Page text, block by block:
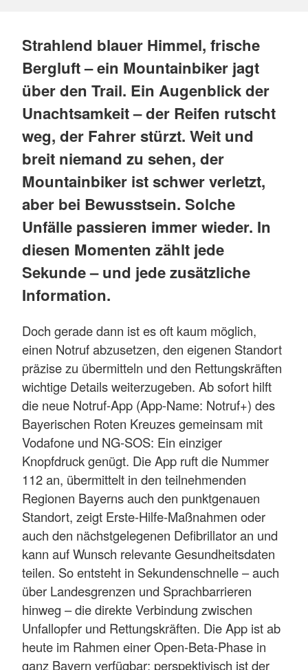
Strahlend blauer Himmel, frische
Bergluft – ein Mountainbiker jagt
über den Trail. Ein Augenblick der
Unachtsamkeit – der Reifen rutscht
weg, der Fahrer stürzt. Weit und
breit niemand zu sehen, der
Mountainbiker ist schwer verletzt,
aber bei Bewusstsein. Solche
Unfälle passieren immer wieder. In
diesen Momenten zählt jede
Sekunde – und jede zusätzliche
Information.
Doch gerade dann ist es oft kaum möglich,
einen Notruf abzusetzen, den eigenen Standort
präzise zu übermitteln und den Rettungskräften
wichtige Details weiterzugeben. Ab sofort hilft
die neue Notruf-App (App-Name: Notruf+) des
Bayerischen Roten Kreuzes gemeinsam mit
Vodafone und NG-SOS: Ein einziger
Knopfdruck genügt. Die App ruft die Nummer
112 an, übermittelt in den teilnehmenden
Regionen Bayerns auch den punktgenauen
Standort, zeigt Erste-Hilfe-Maßnahmen oder
auch den nächstgelegenen Defibrillator an und
kann auf Wunsch relevante Gesundheitsdaten
teilen. So entsteht in Sekundenschnelle – auch
über Landesgrenzen und Sprachbarrieren
hinweg – die direkte Verbindung zwischen
Unfallopfer und Rettungskräften. Die App ist ab
heute im Rahmen einer Open-Beta-Phase in
ganz Bayern verfügbar; perspektivisch ist der